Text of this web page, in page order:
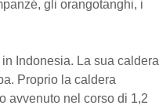
gli orangotanghi, i
in Indonesia. La sua caldera
Proprio la caldera
avvenuto nel corso di 1,2